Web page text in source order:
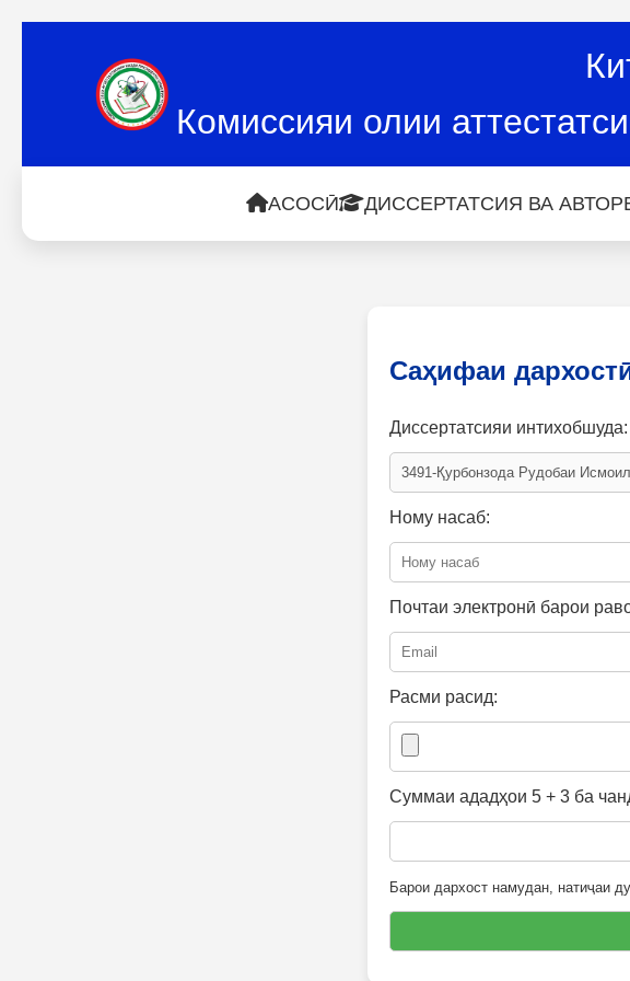
Комиссияи олии
АСОСӢ ДИССЕРТАТСИЯ ВА
Саҳифаи
Диссертатсияи интихобшуда:
Ному насаб:
Почтаи электронӣ барои
Расми расид:
Суммаи ададҳои 5 + 3 ба
Барои дархост намудан, натиҷаи